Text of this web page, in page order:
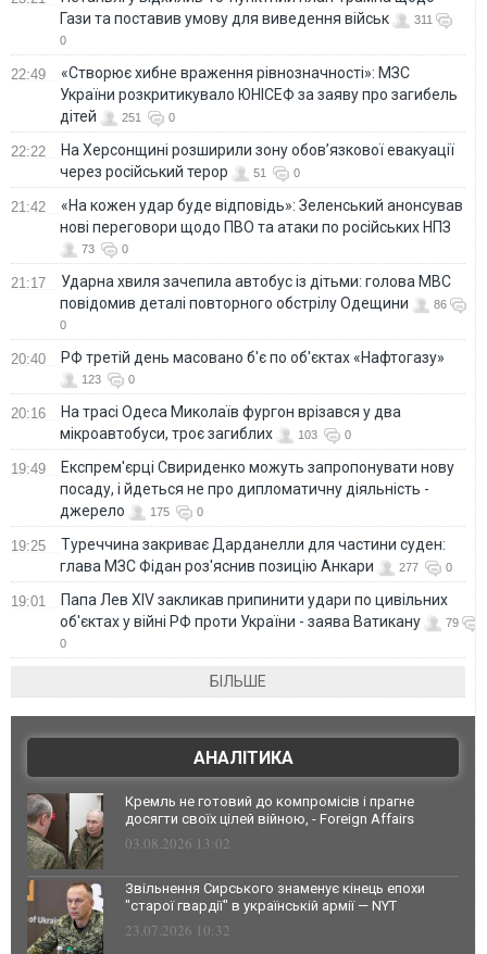
Гази та поставив умову для виведення військ
311
0
22:49
«Створює хибне враження рівнозначності»: МЗС
України розкритикувало ЮНІСЕФ за заяву про загибель
дітей
251 0
22:22
На Херсонщині розширили зону обов’язкової евакуації
через російський терор
51 0
21:42
«На кожен удар буде відповідь»: Зеленський анонсував
нові переговори щодо ПВО та атаки по російських НПЗ
73 0
21:17
Ударна хвиля зачепила автобус із дітьми: голова МВС
повідомив деталі повторного обстрілу Одещини
86
0
20:40 РФ третій день масовано б'є по об'єктах «Нафтогазу»
123 0
20:16
На трасі Одеса Миколаїв фургон врізався у два
мікроавтобуси, троє загиблих
103 0
19:49
Експрем'єрці Свириденко можуть запропонувати нову
посаду, і йдеться не про дипломатичну діяльність -
джерело
175 0
19:25
Туреччина закриває Дарданелли для частини суден:
глава МЗС Фідан роз'яснив позицію Анкари
277 0
19:01
Папа Лев XIV закликав припинити удари по цивільних
об'єктах у війні РФ проти України - заява Ватикану
79
0
БІЛЬШЕ
АНАЛІТИКА
Кремль не готовий до компромісів і прагне
досягти своїх цілей війною, - Foreign Affairs
03.08.2026 13:02
Звільнення Сирського знаменує кінець епохи
"старої гвардії" в українській армії — NYT
23.07.2026 10:32